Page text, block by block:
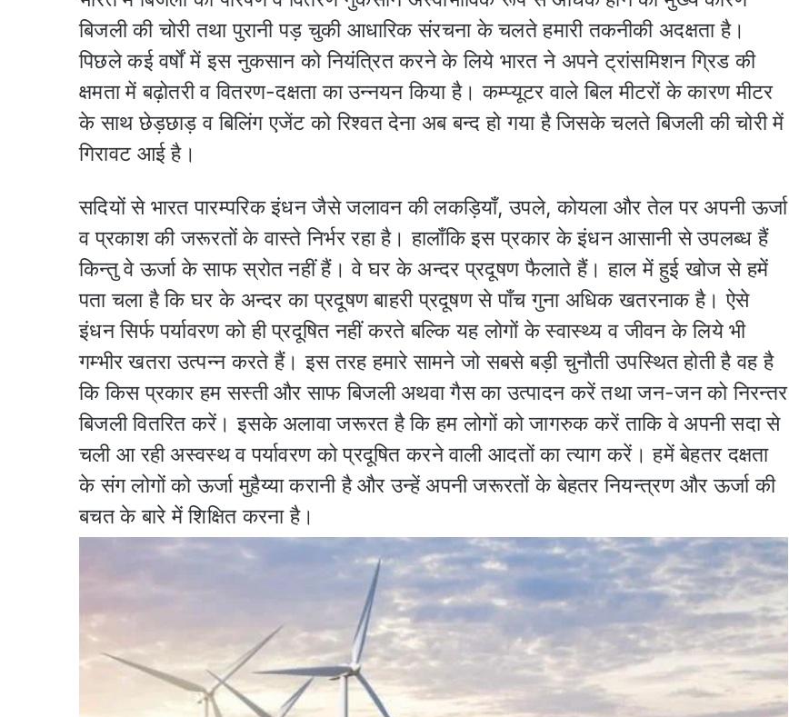
बिजली की चोरी तथा पुरानी पड़ चुकी आधारिक संरचना के चलते हमारी तकनीकी अदक्षता है।
पिछले कई वर्षों में इस नुकसान को नियंत्रित करने के लिये भारत ने अपने ट्रांसमिशन ग्रिड की
क्षमता में बढ़ोतरी व वितरण-दक्षता का उन्नयन किया है। कम्प्यूटर वाले बिल मीटरों के कारण मीटर
के साथ छेड़छाड़ व बिलिंग एजेंट को रिश्वत देना अब बन्द हो गया है जिसके चलते बिजली की चोरी में
गिरावट आई है।
सदियों से भारत पारम्परिक इंधन जैसे जलावन की लकड़ियाँ, उपले, कोयला और तेल पर अपनी ऊर्जा
व प्रकाश की जरूरतों के वास्ते निर्भर रहा है। हालाँकि इस प्रकार के इंधन आसानी से उपलब्ध हैं
किन्तु वे ऊर्जा के साफ स्रोत नहीं हैं। वे घर के अन्दर प्रदूषण फैलाते हैं। हाल में हुई खोज से हमें
पता चला है कि घर के अन्दर का प्रदूषण बाहरी प्रदूषण से पाँच गुना अधिक खतरनाक है। ऐसे
इंधन सिर्फ पर्यावरण को ही प्रदूषित नहीं करते बल्कि यह लोगों के स्वास्थ्य व जीवन के लिये भी
गम्भीर खतरा उत्पन्न करते हैं। इस तरह हमारे सामने जो सबसे बड़ी चुनौती उपस्थित होती है वह है
कि किस प्रकार हम सस्ती और साफ बिजली अथवा गैस का उत्पादन करें तथा जन-जन को निरन्तर
बिजली वितरित करें। इसके अलावा जरूरत है कि हम लोगों को जागरुक करें ताकि वे अपनी सदा से
चली आ रही अस्वस्थ व पर्यावरण को प्रदूषित करने वाली आदतों का त्याग करें। हमें बेहतर दक्षता
के संग लोगों को ऊर्जा मुहैय्या करानी है और उन्हें अपनी जरूरतों के बेहतर नियन्त्रण और ऊर्जा की
बचत के बारे में शिक्षित करना है।